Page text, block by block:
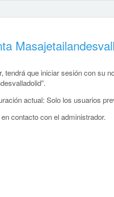
que iniciar sesión con
actual: Solo los usuarios
contacto con el administrador.